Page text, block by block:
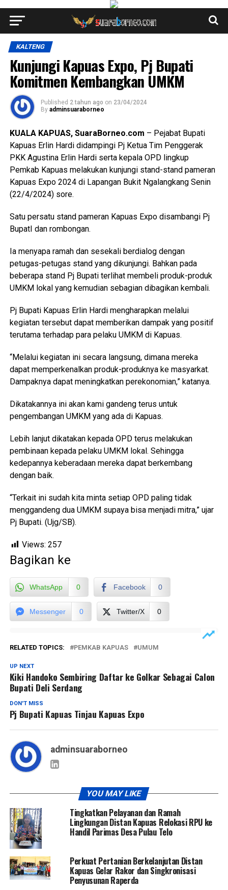
KALTENG
Kunjungi Kapuas Expo, Pj Bupati
Komitmen Kembangkan UMKM
Published 2 tahun ago on 23/04/2024
By adminsuaraborneo
KUALA KAPUAS, SuaraBorneo.com – Pejabat Bupati
Kapuas Erlin Hardi didampingi Pj Ketua Tim Penggerak
PKK Agustina Erlin Hardi serta kepala OPD lingkup
Pemkab Kapuas melakukan kunjungi stand-stand pameran
Kapuas Expo 2024 di Lapangan Bukit Ngalangkang Senin
(22/4/2024) sore.
Satu persatu stand pameran Kapuas Expo disambangi Pj
BupatI dan rombongan.
Ia menyapa ramah dan sesekali berdialog dengan
petugas-petugas stand yang dikunjungi. Bahkan pada
beberapa stand Pj Bupati terlihat membeli produk-produk
UMKM lokal yang kemudian sebagian dibagikan kembali.
Pj Bupati Kapuas Erlin Hardi mengharapkan melalui
kegiatan tersebut dapat memberikan dampak yang positif
terutama terhadap para pelaku UMKM di Kapuas.
“Melalui kegiatan ini secara langsung, dimana mereka
dapat memperkenalkan produk-produknya ke masyarkat.
Dampaknya dapat meningkatkan perekonomian,” katanya.
Dikatakannya ini akan kami gandeng terus untuk
pengembangan UMKM yang ada di Kapuas.
Lebih lanjut dikatakan kepada OPD terus melakukan
pembinaan kepada pelaku UMKM lokal. Sehingga
kedepannya keberadaan mereka dapat berkembang
dengan baik.
“Terkait ini sudah kita minta setiap OPD paling tidak
menggandeng dua UMKM supaya bisa menjadi mitra,” ujar
Pj Bupati. (Ujg/SB).
Views: 257
Bagikan ke
WhatsApp 0 Facebook 0
Messenger 0 Twitter/X 0
RELATED TOPICS: PEMKAB KAPUAS UMUM
UP NEXT
Kiki Handoko Sembiring Daftar ke Golkar Sebagai Calon
Bupati Deli Serdang
DON'T MISS
Pj Bupati Kapuas Tinjau Kapuas Expo
adminsuaraborneo
YOU MAY LIKE
Tingkatkan Pelayanan dan Ramah
Lingkungan Distan Kapuas Relokasi RPU ke
Handil Parimas Desa Pulau Telo
Perkuat Pertanian Berkelanjutan Distan
Kapuas Gelar Rakor dan Singkronisasi
Penyusunan Raperda